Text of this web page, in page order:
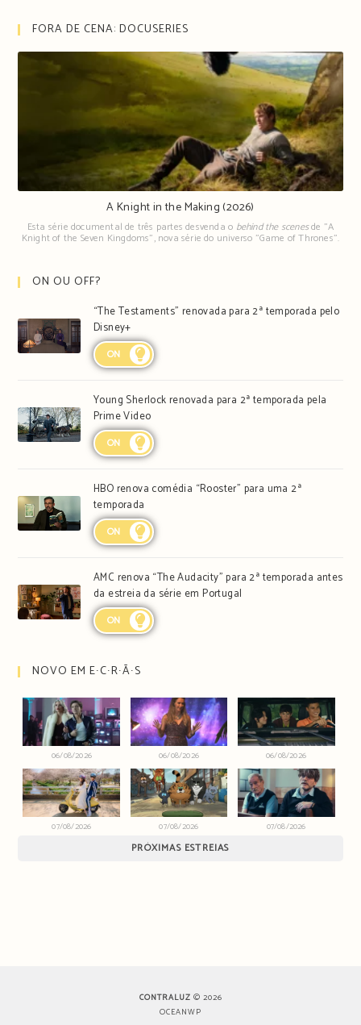
FORA DE CENA: DOCUSERIES
A Knight in the Making (2026)
Esta série documental de três partes desvenda o behind the scenesde "A
Knight of the Seven Kingdoms", nova série do universo "Game of Thrones".
ON OU OFF?
“The Testaments” renovada para 2ª temporada pelo
Disney+
ON
Young Sherlock renovada para 2ª temporada pela
Prime Video
ON
HBO renova comédia “Rooster” para uma 2ª
temporada
ON
AMC renova “The Audacity” para 2ª temporada antes
da estreia da série em Portugal
ON
NOVO EM E∙C∙R∙Ã∙S
06/08/2026 06/08/2026 06/08/2026
07/08/2026 07/08/2026 07/08/2026
PRÓXIMAS ESTREIAS
CONTRALUZ © 2026
OCEANWP